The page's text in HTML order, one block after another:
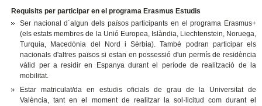
Requisits per participar en el programa Erasmus Estudis
Ser nacional d´algun dels països participants en el programa Erasmus+
(els estats membres de la Unió Europea, Islàndia, Liechtenstein, Noruega,
Turquia, Macedònia del Nord i Sèrbia). També podran participar els
nacionals d'altres països si estan en possessió d'un permís de residència
vàlid per a residir en Espanya durant el període de realització de la
mobilitat.
Estar matriculat/da en estudis oficials de grau de la Universitat de
València, tant en el moment de realitzar la sol·licitud com durant el